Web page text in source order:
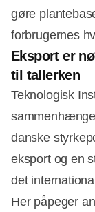
gøre
forbrugernes
Eksport er
til tallerken
Teknologisk
danske
eksport og en
det
Her påpeger